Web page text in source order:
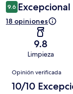
9.6 Excepcional
18 opiniones
9.8
Limpieza
Opiniones
Opinión verificada
10/10